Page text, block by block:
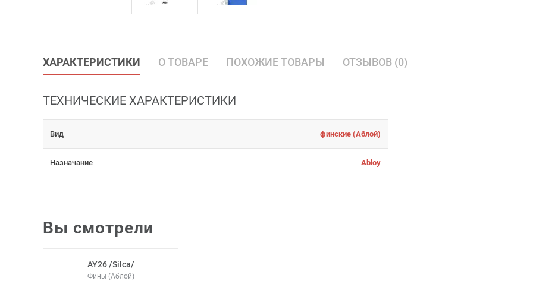
ХАРАКТЕРИСТИКИ О ТОВАРЕ ПОХОЖИЕ ТОВАРЫ ОТЗЫВОВ (0)
ТЕХНИЧЕСКИЕ ХАРАКТЕРИСТИКИ
Вид финские (Аблой)
Назначание Abloy
Вы смотрели
AY26 /Silca/
Фины (Аблой)